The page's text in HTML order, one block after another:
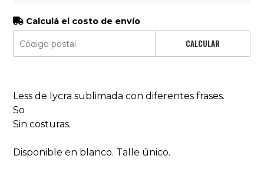
Calculá el costo de envío
CALCULAR
Less de lycra sublimada con diferentes frases.
So
Sin costuras.
Disponible en blanco. Talle único.